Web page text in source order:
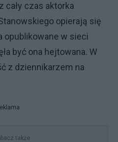
cały czas aktorka
opierają się
opublikowane w sieci
być ona hejtowana. W
z dziennikarzem na
także